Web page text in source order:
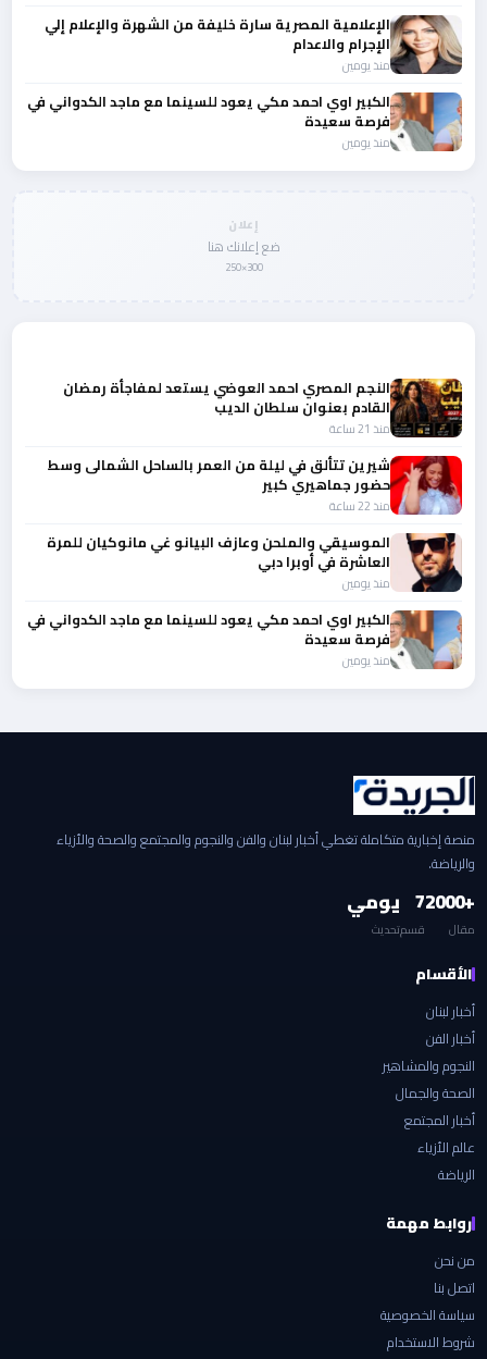
الإعلامية المصرية سارة خليفة من الشهرة والإعلام إلي
الإجرام والاعدام
منذ يومين
الكبير اوي احمد مكي يعود للسينما مع ماجد الكدواني في
فرصة سعيدة
منذ يومين
إعلان
ضع إعلانك هنا
300×250
النجم المصري احمد العوضي يستعد لمفاجأة رمضان
القادم بعنوان سلطان الديب
منذ 21 ساعة
شيرين تتألق في ليلة من العمر بالساحل الشمالى وسط
حضور جماهيري كبير
منذ 22 ساعة
الموسيقي والملحن وعازف البيانو غي مانوكيان للمرة
العاشرة في أوبرا دبي
منذ يومين
الكبير اوي احمد مكي يعود للسينما مع ماجد الكدواني في
فرصة سعيدة
منذ يومين
منصة إخبارية متكاملة تغطي أخبار لبنان والفن والنجوم والمجتمع والصحة والأزياء
والرياضة.
+2000
مقال
7
قسم
يومي
تحديث
الأقسام
أخبار لبنان
أخبار الفن
النجوم والمشاهير
الصحة والجمال
أخبار المجتمع
عالم الأزياء
الرياضة
روابط مهمة
من نحن
اتصل بنا
سياسة الخصوصية
شروط الاستخدام